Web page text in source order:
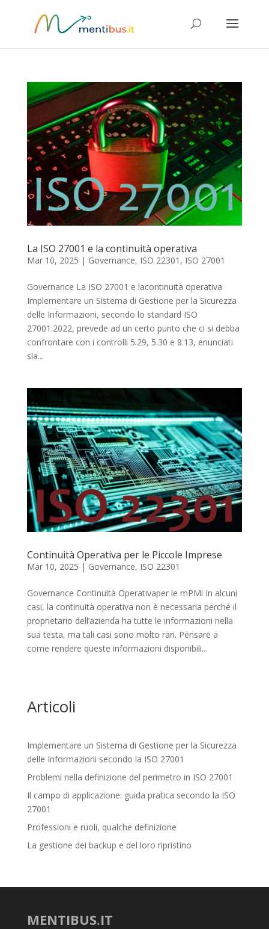
La ISO 27001 e la continuità operativa
Mar 10, 2025 | Governance, ISO 22301 , ISO 27001
Governance La ISO 27001 e lacontinuità operativa
Implementare un Sistema di Gestione per la Sicurezza
delle Informazioni, secondo lo standard ISO
27001:2022, prevede ad un certo punto che ci si debba
confrontare con i controlli 5.29, 5.30 e 8.13, enunciati
sia...
Continuità Operativa per le Piccole Imprese
Mar 10, 2025 | Governance, ISO 22301
Governance Continuità Operativaper le mPMi In alcuni
casi, la continuità operativa non è necessaria perché il
proprietario dell’azienda ha tutte le informazioni nella
sua testa, ma tali casi sono molto rari. Pensare a
come rendere queste informazioni disponibili...
Articoli
Implementare un Sistema di Gestione per la Sicurezza
delle Informazioni secondo la ISO 27001
Problemi nella definizione del perimetro in ISO 27001
Il campo di applicazione: guida pratica secondo la ISO
27001
Professioni e ruoli, qualche definizione
La gestione dei backup e del loro ripristino
MENTIBUS.IT